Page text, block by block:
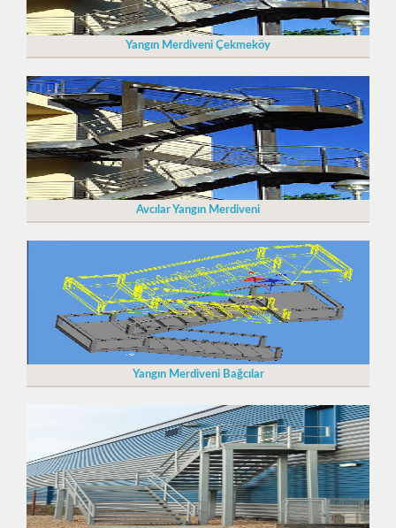
Yangın Merdiveni Çekmeköy
Avcılar Yangın Merdiveni
Yangın Merdiveni Bağcılar